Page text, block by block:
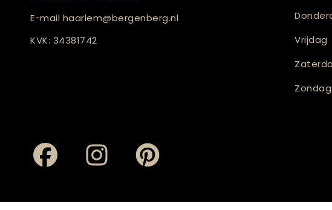
E-mail haarlem@bergenberg.nl
KVK: 34381742
Vrijdag
Zondag